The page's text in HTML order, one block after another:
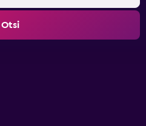
Otsi